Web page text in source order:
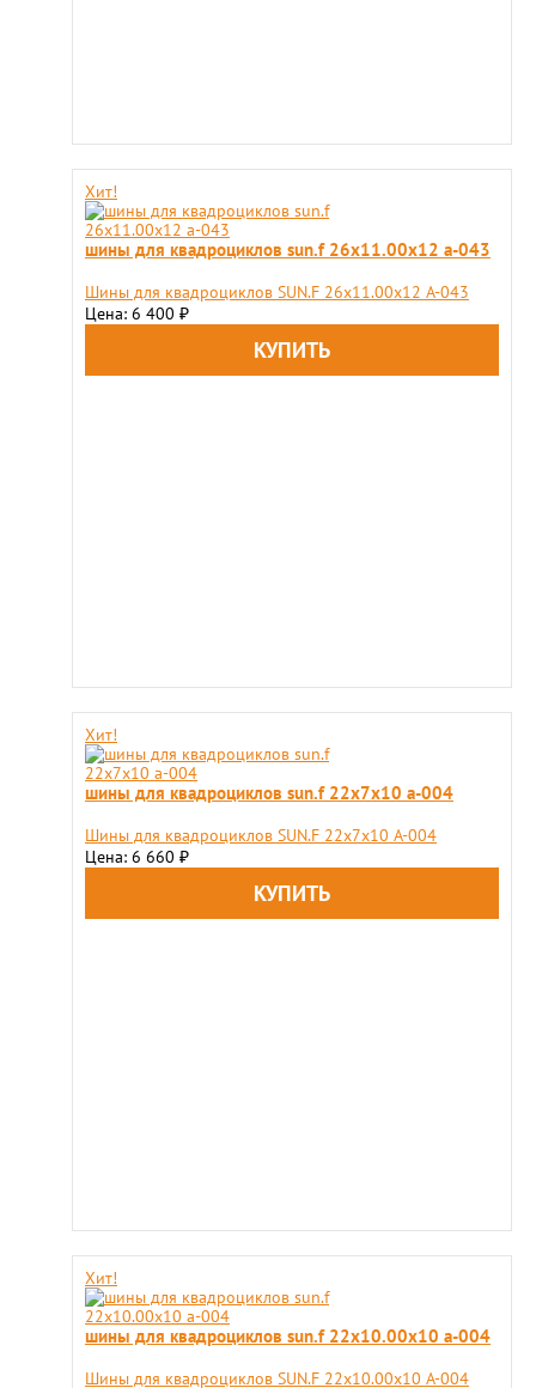
Хит!
шины для квадроциклов sun.f 26х11.00х12 a-043
Шины для квадроциклов SUN.F 26х11.00х12 A-043
Цена: 6 400 ₽
Хит!
шины для квадроциклов sun.f 22х7х10 a-004
Шины для квадроциклов SUN.F 22х7х10 A-004
Цена: 6 660 ₽
Хит!
шины для квадроциклов sun.f 22х10.00х10 a-004
Шины для квадроциклов SUN.F 22х10.00х10 A-004